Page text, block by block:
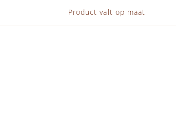
Product valt op maat